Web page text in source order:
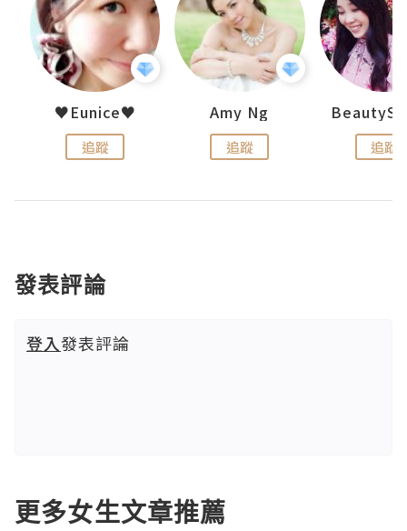
♥Eunice♥
追蹤
Amy Ng
追蹤 追蹤
發表評論
登入發表評論
更多女生文章推薦